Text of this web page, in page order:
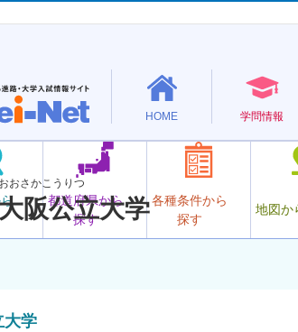
HOME 学問情報
都道府県から
探す
各種条件から
探す
地図か
おおさかこうりつ
阪公立大学
大学